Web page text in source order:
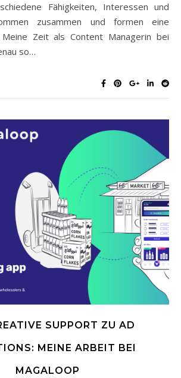
Fähigkeiten, Interessen und
zusammen und formen eine
Meine Zeit als Content Managerin bei
so…
SUPPORT ZU AD
MEINE ARBEIT BEI
MAGALOOP